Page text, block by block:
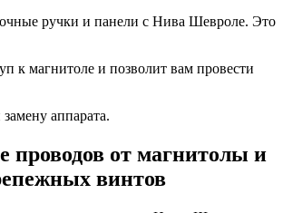
ручки и панели с Нива Шевроле. Это
к магнитоле и позволит вам провести
аппарата.
проводов от магнитолы и
винтов